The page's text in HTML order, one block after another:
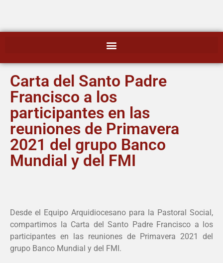
Carta del Santo Padre
Francisco a los
participantes en las
reuniones de Primavera
2021 del grupo Banco
Mundial y del FMI
Desde el Equipo Arquidiocesano para la Pastoral Social,
compartimos la Carta del Santo Padre Francisco a los
participantes en las reuniones de Primavera 2021 del
grupo Banco Mundial y del FMI.